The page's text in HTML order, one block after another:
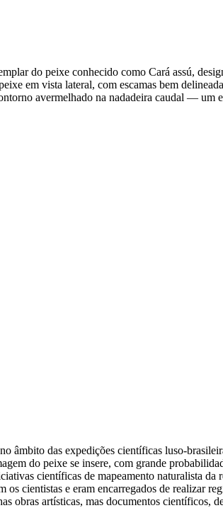
do peixe conhecido como Cará assú,
em vista lateral, com escamas bem
avermelhado na nadadeira caudal — um
âmbito das expedições científicas luso-
do peixe se insere, com grande
científicas de mapeamento naturalista
cientistas e eram encarregados de realizar
obras artísticas, mas documentos